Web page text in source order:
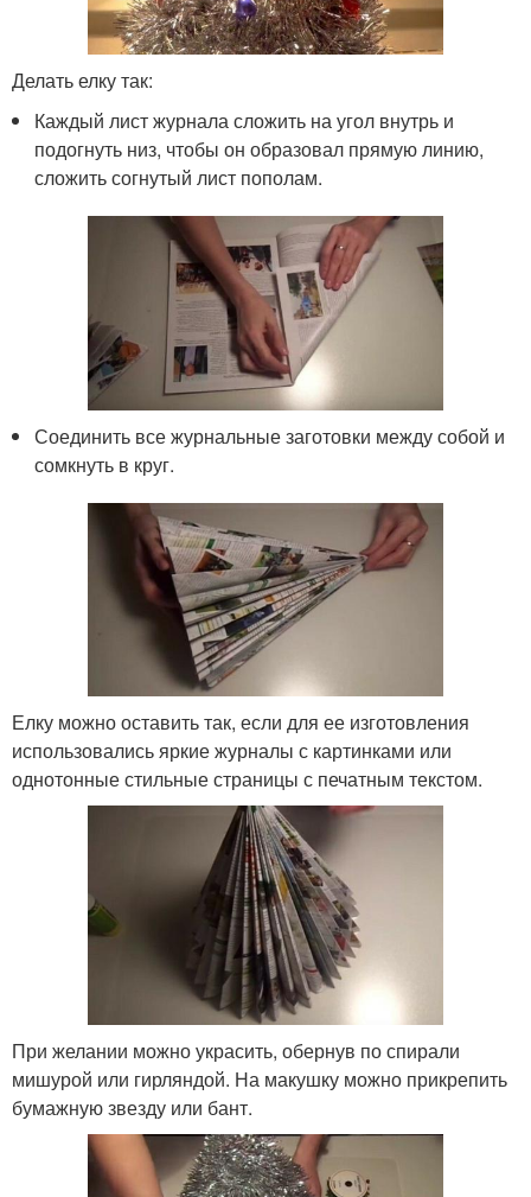
Делать елку так:
Каждый лист журнала сложить на угол внутрь и
подогнуть низ, чтобы он образовал прямую линию,
сложить согнутый лист пополам.
Соединить все журнальные заготовки между собой и
сомкнуть в круг.
Елку можно оставить так, если для ее изготовления
использовались яркие журналы с картинками или
однотонные стильные страницы с печатным текстом.
При желании можно украсить, обернув по спирали
мишурой или гирляндой. На макушку можно прикрепить
бумажную звезду или бант.